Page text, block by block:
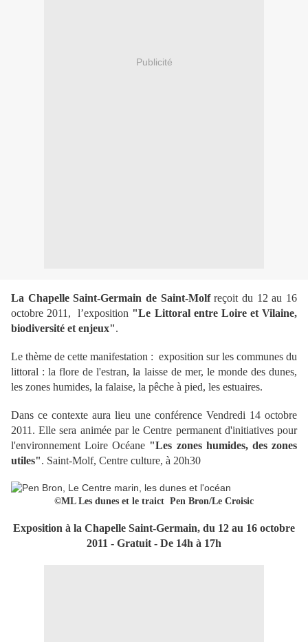
Publicité
La Chapelle Saint-Germain de Saint-Molfreçoit du 12 au 16
octobre 2011, l’exposition "Le Littoral entre Loire et Vilaine,
biodiversité et enjeux".
Le thème de cette manifestation : exposition sur les communes du
littoral : la flore de l'estran, la laisse de mer, le monde des dunes,
les zones humides, la falaise, la pêche à pied, les estuaires.
Dans ce contexte aura lieu une conférence Vendredi 14 octobre
2011. Elle sera animée par le Centre permanent d'initiatives pour
l'environnement Loire Océane "Les zones humides, des zones
utiles". Saint-Molf, Centre culture, à 20h30
©ML Les dunes et le traict Pen Bron/Le Croisic
Exposition à la Chapelle Saint-Germain, du 12 au 16 octobre
2011 - Gratuit - De 14h à 17h